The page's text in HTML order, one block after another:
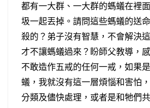
都有一大群、一大群的螞蟻在裡
圾一起丟掉。請問這些螞蟻的送
殺的？弟子沒有智慧，不會解決
才不讓螞蟻過來？盼師父教導，
不敢造作五戒的任何一戒，如果
蟻，我就沒有這一層煩惱和害怕
分類及儘快處理，或者是和牠們共